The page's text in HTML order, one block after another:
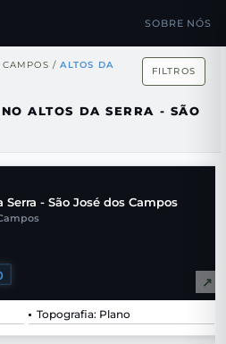
SOBRE NÓS
/ ALTOS DA
FILTROS
ALTOS DA SERRA - SÃO
- São José dos Campos
↗
Topografia: Plano